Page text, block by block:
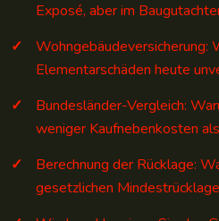
Exposé, aber im
Wohngebäudeversicherung:
Elementarschäden heute
Bundesländer-Vergleich:
weniger Kaufnebenkosten
Berechnung der Rücklage:
gesetzlichen